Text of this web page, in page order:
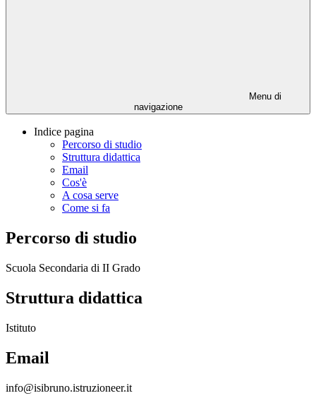
Menu di
navigazione
Indice pagina
Percorso di studio
Struttura didattica
Email
Cos'è
A cosa serve
Come si fa
Percorso di studio
Scuola Secondaria di II Grado
Struttura didattica
Istituto
Email
info@isibruno.istruzioneer.it